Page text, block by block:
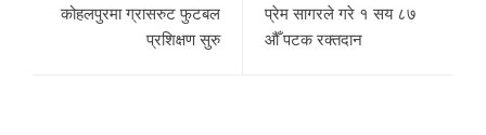
कोहलपुरमा ग्रासरुट फुटबल
प्रशिक्षण सुरु
प्रेम सागरले गरे १ सय ८७
औँ पटक रक्तदान